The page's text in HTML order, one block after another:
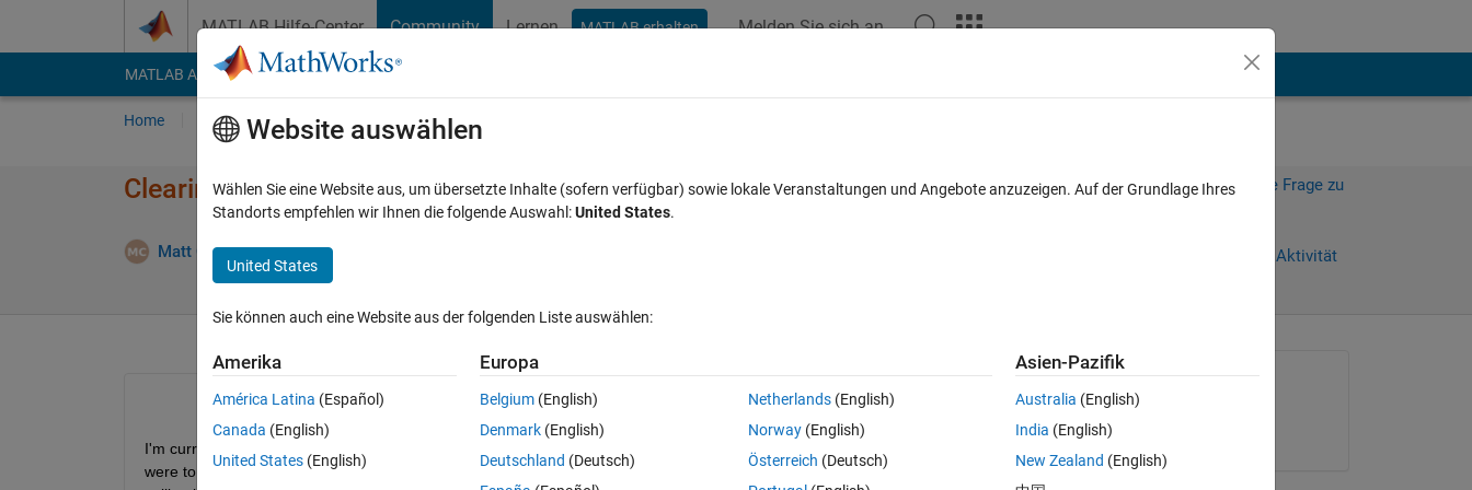
MATLAB Hilfe-Center Community Lernen MATLAB erhalten Melden Sie sich an
MATLAB Answers File Exchange Cody
Home Fragen Antworten Durchsuchen
Clearing Variables in Workspace on Simulink Pause
Matt C 10 Mär. 2017
Melden Sie sich an, um diese Frage zu
Anmelden, um Aktivität
0 Stimmen
I'm currently trying to obfuscate variables that are loaded into Simulink via a .p file. Is there a way to do this? If someone
were to pause the simulation, then the variables would remain in the workspace and viewable. I can't just use a pause-
Matt C
am 10 Mär. 2017
Website auswählen
Wählen Sie eine Website aus, um übersetzte Inhalte (sofern verfügbar) sowie lokale Veranstaltungen und Angebote anzuzeigen. Auf der Grundlage Ihres
Standorts empfehlen wir Ihnen die folgende Auswahl:United States.
United States
Sie können auch eine Website aus der folgenden Liste auswählen:
Amerika
América Latina (Español)
Canada (English)
United States (English)
Europa
Belgium (English)
Denmark (English)
Deutschland (Deutsch)
Netherlands(English)
Norway(English)
Österreich (Deutsch)
Asien-Pazifik
Australia (English)
India (English)
New Zealand (English)